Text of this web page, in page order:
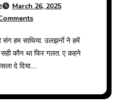
March 26, 2025
सही कौन था फिर गलत. ए कहने
दे दिया.…